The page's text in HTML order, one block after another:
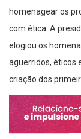
homenagear os
com ética. A
elogiou os
aguerridos, éticos
criação dos